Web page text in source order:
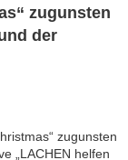
zugunsten
der